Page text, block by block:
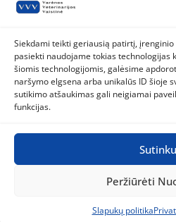
Siekdami teikti geriausią patirtį,
pasiekti naudojame tokias technologijas
šiomis technologijomis, galėsime
naršymo elgsena arba unikalūs ID šioje
sutikimo atšaukimas gali neigiamai
funkcijas.
Sutinku
Peržiūrėti
Slapukų politika
Kontaktai
Valstybinė maisto ir
Siesikų g. 19 LT-07170
8 800 40 403
www.vmvt.lt
Visos teisės saugomos © 2026Varėnos